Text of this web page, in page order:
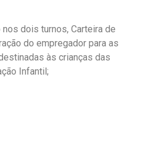
dois turnos, Carteira de
do empregador para as
às crianças das
Infantil;